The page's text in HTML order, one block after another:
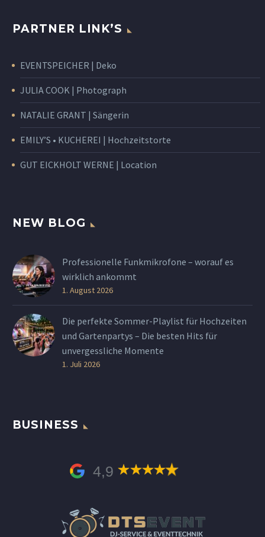
PARTNER LINK’S
EVENTSPEICHER | Deko
JULIA COOK | Photograph
NATALIE GRANT | Sängerin
EMILY’S • KUCHEREI | Hochzeitstorte
GUT EICKHOLT WERNE | Location
NEW BLOG
Professionelle Funkmikrofone – worauf es
wirklich ankommt
1. August 2026
Die perfekte Sommer-Playlist für Hochzeiten
und Gartenpartys – Die besten Hits für
unvergessliche Momente
1. Juli 2026
BUSINESS
4,9